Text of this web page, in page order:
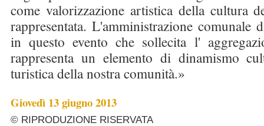
come valorizzazione artistica della cultura
rappresentata. L'amministrazione comunale
in questo evento che sollecita l'
rappresenta un elemento di dinamismo
turistica della nostra comunità.»
Giovedì 13 giugno 2013
© RIPRODUZIONE RISERVATA